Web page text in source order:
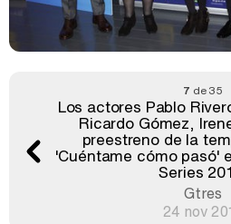
7 de 35
Los actores Pablo
Ricardo Gómez,
preestreno de la
'Cuéntame cómo pasó'
Series
Gtres
24 nov